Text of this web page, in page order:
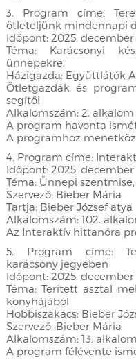
3. Program címe:
ötleteljünk mindennapi
Időpont: 2025.
Téma: Karácsonyi
ünnepekre.
Házigazda: Együttlátók
Ötletgazdák és
segítői
Alkalomszám: 2. alkalom
A program havonta
A programhoz
4. Program címe:
Időpont: 2025. december
Téma: Ünnepi
Szervező: Bieber Mária
Tartja: Bieber József atya
Alkalomszám: 102.
Az Interaktív hittanóra
5. Program címe:
karácsony jegyében
Időpont: 2025. december
Téma: Terített asztal
konyhájából
Hobbiszakács: Bieber
Szervező: Bieber Mária
Alkalomszám: 13. alkalom
A program félévente